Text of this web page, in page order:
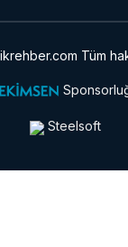
Tüm
Steelsoft